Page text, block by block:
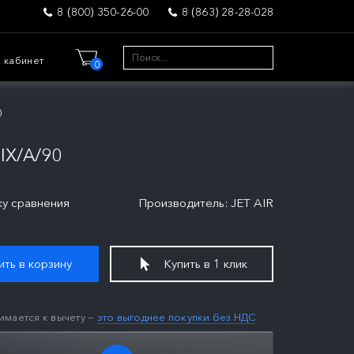
8 (800) 350-26-00 8 (863) 28-28-028
0
A/90
сравнения Производитель: JET AIR
к вычету — это выгоднее покупки без НДС
в корзину Купить в 1 клик